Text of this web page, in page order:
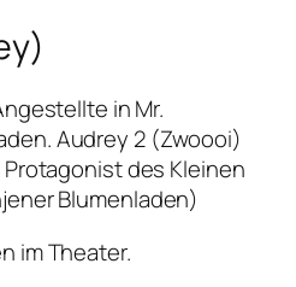
in Mr.
Audrey 2 (Zwoooi)
des Kleinen
Blumenladen)
im Theater.